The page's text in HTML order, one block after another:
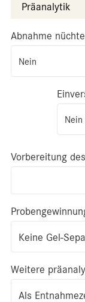
Präanalytik
Abnahme
Nein
Nein
Vorbereitung
Keine Gel-
Weitere
Als